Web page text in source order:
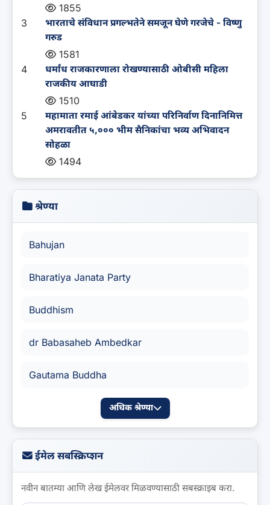
1855
3
भारताचे संविधान प्रगल्भतेने समजून घेणे गरजेचे - विष्णु
गरुड
1581
4
धर्मांध राजकारणाला रोखण्यासाठी ओबीसी महिला
राजकीय आघाडी
1510
5
महामाता रमाई आंबेडकर यांच्या परिनिर्वाण दिनानिमित्त
अमरावतीत ५,००० भीम सैनिकांचा भव्य अभिवादन
सोहळा
1494
श्रेण्या
Bahujan
Bharatiya Janata Party
Buddhism
dr Babasaheb Ambedkar
Gautama Buddha
अधिक श्रेण्या
ईमेल सबस्क्रिप्शन
नवीन बातम्या आणि लेख ईमेलवर मिळवण्यासाठी सबस्क्राइब करा.